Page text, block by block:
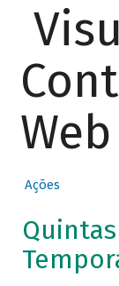
Web
Ações